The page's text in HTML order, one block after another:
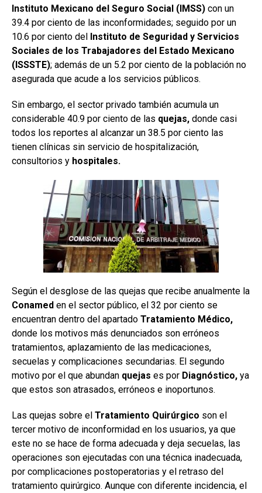
Instituto Mexicano del Seguro Social (IMSS) con un
39.4 por ciento de las inconformidades; seguido por un
10.6 por ciento del Instituto de Seguridad y Servicios
Sociales de los Trabajadores del Estado Mexicano
(ISSSTE); además de un 5.2 por ciento de la población no
asegurada que acude a los servicios públicos.
Sin embargo, el sector privado también acumula un
considerable 40.9 por ciento de las quejas, donde casi
todos los reportes al alcanzar un 38.5 por ciento las
tienen clínicas sin servicio de hospitalización,
consultorios y hospitales.
Según el desglose de las quejas que recibe anualmente la
Conamed en el sector público, el 32 por ciento se
encuentran dentro del apartado Tratamiento Médico,
donde los motivos más denunciados son erróneos
tratamientos, aplazamiento de las medicaciones,
secuelas y complicaciones secundarias. El segundo
motivo por el que abundan quejas es por Diagnóstico, ya
que estos son atrasados, erróneos e inoportunos.
Las quejas sobre el Tratamiento Quirúrgico son el
tercer motivo de inconformidad en los usuarios, ya que
este no se hace de forma adecuada y deja secuelas, las
operaciones son ejecutadas con una técnica inadecuada,
por complicaciones postoperatorias y el retraso del
tratamiento quirúrgico. Aunque con diferente incidencia, el